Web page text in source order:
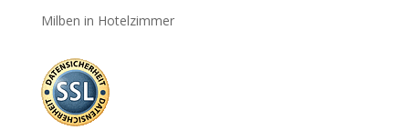
Milben in Hotelzimmer